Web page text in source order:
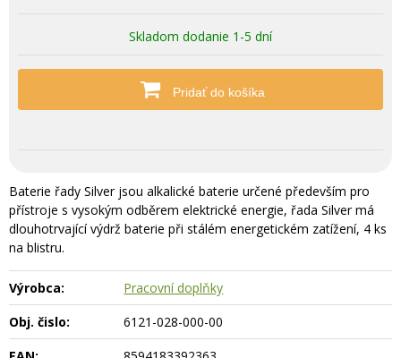
Skladom dodanie 1-5 dní
Pridať do košíka
Baterie řady Silver jsou alkalické baterie určené především pro
přístroje s vysokým odběrem elektrické energie, řada Silver má
dlouhotrvající výdrž baterie při stálém energetickém zatížení, 4 ks
na blistru.
Výrobca:
Pracovní doplňky
Obj. čislo:
6121-028-000-00